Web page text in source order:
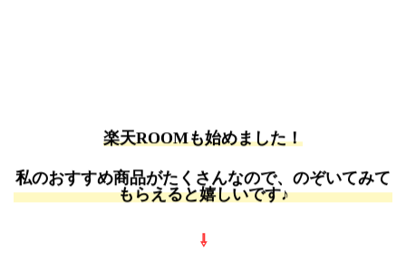
楽天ROOMも始めました！
私のおすすめ商品がたくさんなので、のぞいてみて
もらえると嬉しいです♪
⇩